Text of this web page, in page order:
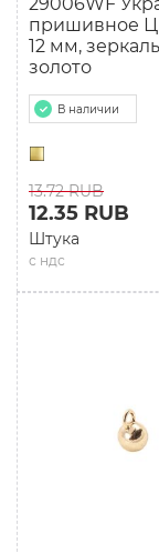
пришивное
12 мм,
золото
В наличии
13.72 RUB
с ндс
12.35 RUB
Штука